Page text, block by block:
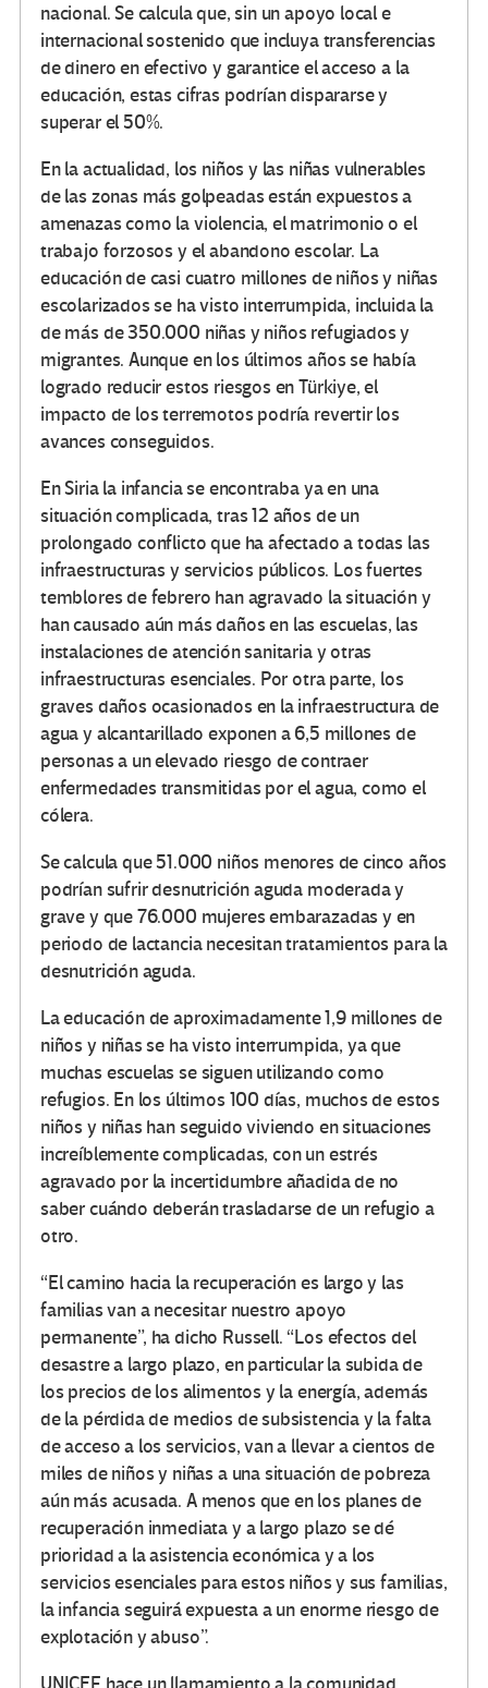
nacional. Se calcula que, sin un apoyo local e
internacional sostenido que incluya transferencias
de dinero en efectivo y garantice el acceso a la
educación, estas cifras podrían dispararse y
superar el 50%.
En la actualidad, los niños y las niñas vulnerables
de las zonas más golpeadas están expuestos a
amenazas como la violencia, el matrimonio o el
trabajo forzosos y el abandono escolar. La
educación de casi cuatro millones de niños y niñas
escolarizados se ha visto interrumpida, incluida la
de más de 350.000 niñas y niños refugiados y
migrantes. Aunque en los últimos años se había
logrado reducir estos riesgos en Türkiye, el
impacto de los terremotos podría revertir los
avances conseguidos.
En Siria la infancia se encontraba ya en una
situación complicada, tras 12 años de un
prolongado conflicto que ha afectado a todas las
infraestructuras y servicios públicos. Los fuertes
temblores de febrero han agravado la situación y
han causado aún más daños en las escuelas, las
instalaciones de atención sanitaria y otras
infraestructuras esenciales. Por otra parte, los
graves daños ocasionados en la infraestructura de
agua y alcantarillado exponen a 6,5 millones de
personas a un elevado riesgo de contraer
enfermedades transmitidas por el agua, como el
cólera.
Se calcula que 51.000 niños menores de cinco años
podrían sufrir desnutrición aguda moderada y
grave y que 76.000 mujeres embarazadas y en
periodo de lactancia necesitan tratamientos para la
desnutrición aguda.
La educación de aproximadamente 1,9 millones de
niños y niñas se ha visto interrumpida, ya que
muchas escuelas se siguen utilizando como
refugios. En los últimos 100 días, muchos de estos
niños y niñas han seguido viviendo en situaciones
increíblemente complicadas, con un estrés
agravado por la incertidumbre añadida de no
saber cuándo deberán trasladarse de un refugio a
otro.
“El camino hacia la recuperación es largo y las
familias van a necesitar nuestro apoyo
permanente”, ha dicho Russell. “Los efectos del
desastre a largo plazo, en particular la subida de
los precios de los alimentos y la energía, además
de la pérdida de medios de subsistencia y la falta
de acceso a los servicios, van a llevar a cientos de
miles de niños y niñas a una situación de pobreza
aún más acusada. A menos que en los planes de
recuperación inmediata y a largo plazo se dé
prioridad a la asistencia económica y a los
servicios esenciales para estos niños y sus familias,
la infancia seguirá expuesta a un enorme riesgo de
explotación y abuso”.